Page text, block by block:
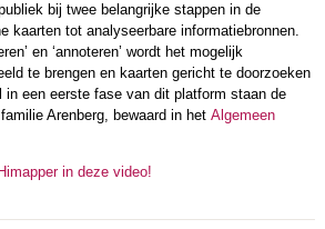
bij twee belangrijke stappen in de
kaarten tot analyseerbare informatiebronnen.
en ‘annoteren’ wordt het mogelijk
te brengen en kaarten gericht te doorzoeken
in een eerste fase van dit platform staan de
Arenberg, bewaard in het Algemeen
in deze video!